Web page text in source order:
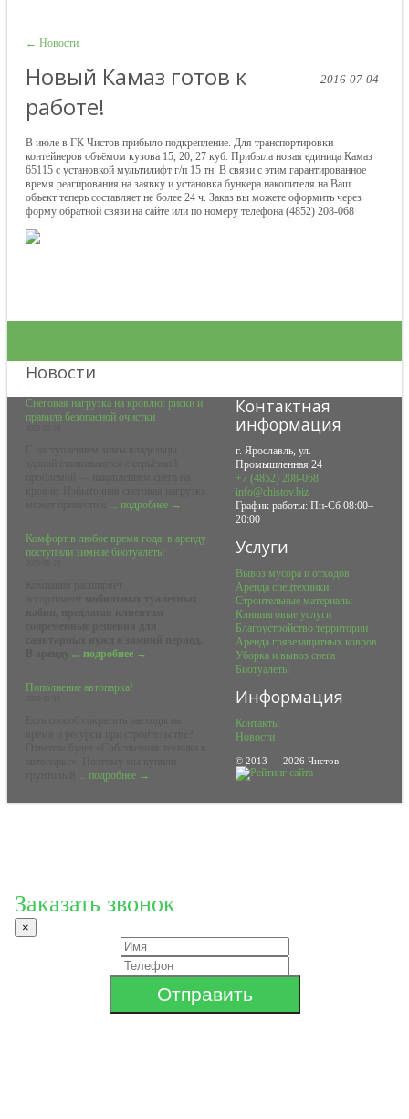
← Новости
2016-07-04
Новый Камаз готов к
работе!
В июле в ГК Чистов прибыло подкрепление. Для транспортировки
контейнеров объёмом кузова 15, 20, 27 куб. Прибыла новая единица Камаз
65115 с установкой мультилифт г/п 15 тн. В связи с этим гарантированное
время реагирования на заявку и установка бункера накопителя на Ваш
объект теперь составляет не более 24 ч. Заказ вы можете оформить через
форму обратной связи на сайте или по номеру телефона (4852) 208-068
Новости
Снеговая нагрузка на кровлю: риски и
правила безопасной очистки
... подробнее →
Комфорт в любое время года: в аренду
поступили зимние биотуалеты
... подробнее →
Пополнение автопарка!
... подробнее →
Контактная
информация
г. Ярославль, ул.
Промышленная 24
+7 (4852) 208-068
info@chistov.biz
График работы: Пн-Сб 08:00–
20:00
Услуги
Вывоз мусора и отходов
Аренда спецтехники
Строительные материалы
Клининговые услуги
Благоустройство территории
Аренда грязезащитных ковров
Уборка и вывоз снега
Биотуалеты
Информация
Контакты
Новости
© 2013 — 2026 Чистов
Заказать звонок
×
Отправить